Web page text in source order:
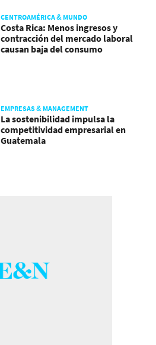
CENTROAMÉRICA & MUNDO
Costa Rica: Menos ingresos y
contracción del mercado laboral
causan baja del consumo
EMPRESAS & MANAGEMENT
La sostenibilidad impulsa la
competitividad empresarial en
Guatemala